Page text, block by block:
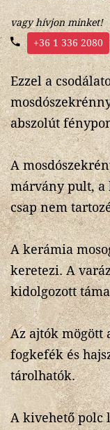
vagy hívjon minket!
+36 1 336 2080
Ezzel a
abszolút
A
márvány pult, a
csap nem
A kerámia
keretezi. A
kidolgozott
Az ajtók mögött
fogkefék és
tárolhatók.
A kivehető polc